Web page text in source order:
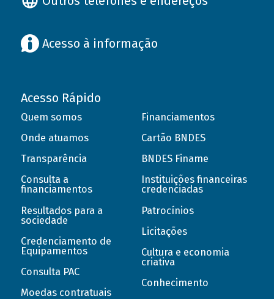
Acesso à informação
Acesso Rápido
Quem somos
Onde atuamos
Transparência
Consulta a
financiamentos
Resultados para a
sociedade
Credenciamento de
Equipamentos
Consulta PAC
Moedas contratuais
Financiamentos
Cartão BNDES
BNDES Finame
Instituições financeiras
credenciadas
Patrocínios
Licitações
Cultura e economia
criativa
Conhecimento